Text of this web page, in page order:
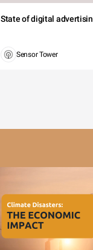
State of digital
Sensor Tower